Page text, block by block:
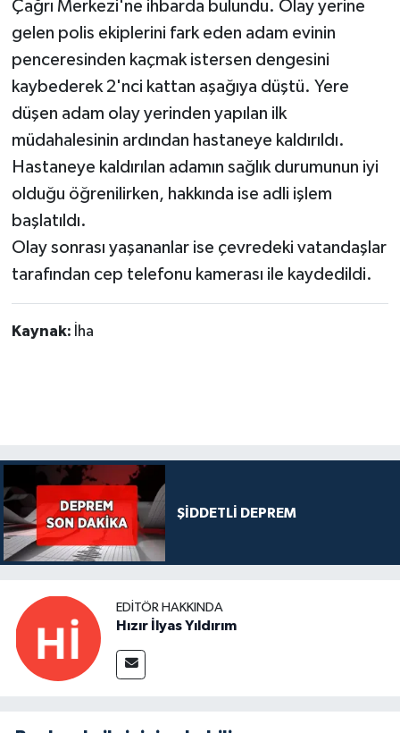
Çağrı Merkezi'ne ihbarda bulundu. Olay yerine
gelen polis ekiplerini fark eden adam evinin
penceresinden kaçmak istersen dengesini
kaybederek 2'nci kattan aşağıya düştü. Yere
düşen adam olay yerinden yapılan ilk
müdahalesinin ardından hastaneye kaldırıldı.
Hastaneye kaldırılan adamın sağlık durumunun iyi
olduğu öğrenilirken, hakkında ise adli işlem
başlatıldı.
Olay sonrası yaşananlar ise çevredeki vatandaşlar
tarafından cep telefonu kamerası ile kaydedildi.
Kaynak: İha
ŞİDDETLİ DEPREM
EDITÖR HAKKINDA
Hızır İlyas Yıldırım